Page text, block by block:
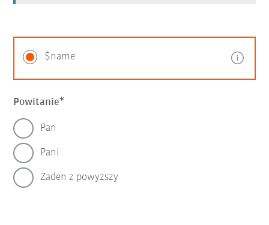
$name
Powitanie
Pan
Pani
Żaden z powyższy